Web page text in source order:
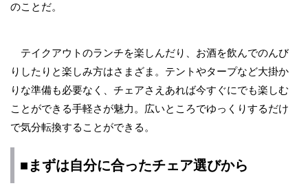
のことだ。
テイクアウトのランチを楽しんだり、お酒を飲んでのんび
りしたりと楽しみ方はさまざま。テントやタープなど大掛か
りな準備も必要なく、チェアさえあれば今すぐにでも楽しむ
ことができる手軽さが魅力。広いところでゆっくりするだけ
で気分転換することができる。
■まずは自分に合ったチェア選びから